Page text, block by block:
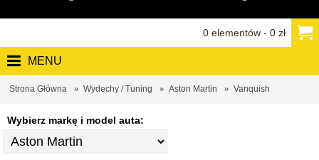
0 elementów - 0 zł
MENU
Strona Główna Wydechy / Tuning Aston Martin Vanquish
Wybierz markę i model auta: